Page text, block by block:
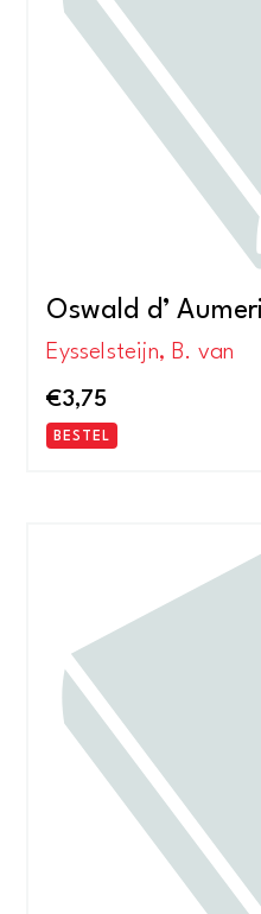
Oswald d’
Eysselsteijn, B. van
€3,75
BESTEL